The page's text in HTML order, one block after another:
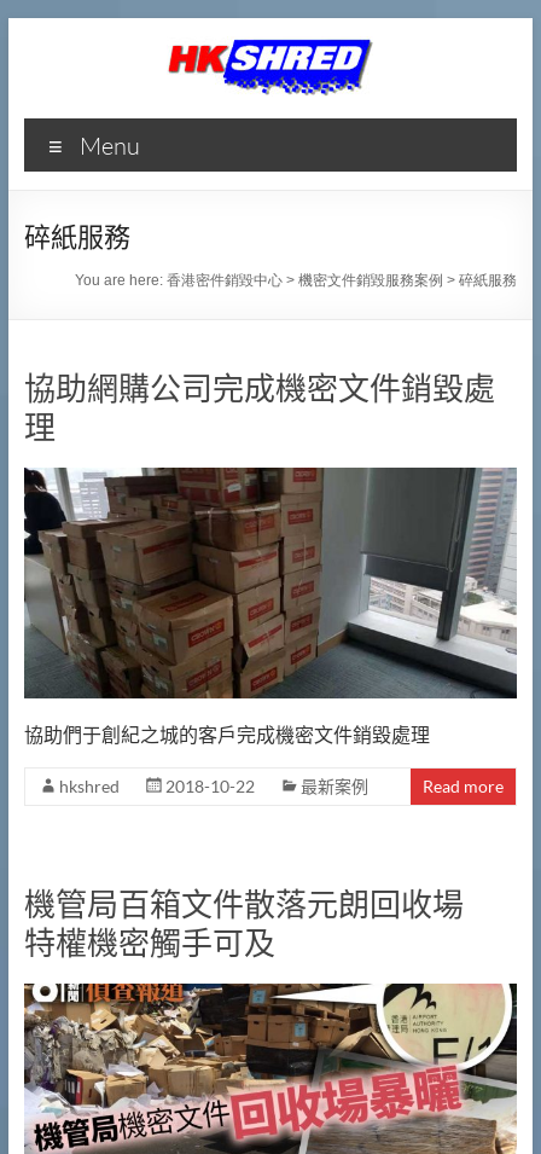
香
港
密
件
毀
中
心
專
業
提
供
文
件
銷
毀|
檔
服
務
Menu
碎紙服務
You are here:香港密件銷毀中心 >機密文件銷毀服務案例 >碎紙服務
協助網購公司完成機密文件銷毀處
理
協助們于創紀之城的客戶完成機密文件銷毀處理
hkshred 2018-10-22 最新案例 Read more
機管局百箱文件散落元朗回收場
特權機密觸手可及